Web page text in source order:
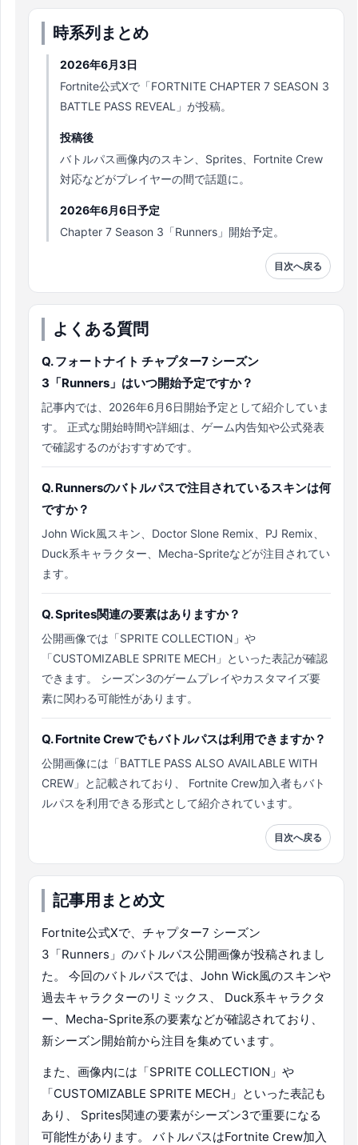
時系列まとめ
2026年6月3日
Fortnite公式Xで「FORTNITE CHAPTER 7 SEASON 3
BATTLE PASS REVEAL」が投稿。
投稿後
バトルパス画像内のスキン、Sprites、Fortnite Crew
対応などがプレイヤーの間で話題に。
2026年6月6日予定
Chapter 7 Season 3「Runners」開始予定。
目次へ戻る
よくある質問
Q. フォートナイト チャプター7 シーズン
3「Runners」はいつ開始予定ですか？
記事内では、2026年6月6日開始予定として紹介していま
す。 正式な開始時間や詳細は、ゲーム内告知や公式発表
で確認するのがおすすめです。
Q. Runnersのバトルパスで注目されているスキンは何
ですか？
John Wick風スキン、Doctor Slone Remix、PJ Remix、
Duck系キャラクター、Mecha-Spriteなどが注目されてい
ます。
Q. Sprites関連の要素はありますか？
公開画像では「SPRITE COLLECTION」や
「CUSTOMIZABLE SPRITE MECH」といった表記が確認
できます。 シーズン3のゲームプレイやカスタマイズ要
素に関わる可能性があります。
Q. Fortnite Crewでもバトルパスは利用できますか？
公開画像には「BATTLE PASS ALSO AVAILABLE WITH
CREW」と記載されており、 Fortnite Crew加入者もバト
ルパスを利用できる形式として紹介されています。
目次へ戻る
記事用まとめ文
Fortnite公式Xで、チャプター7 シーズン
3「Runners」のバトルパス公開画像が投稿されまし
た。 今回のバトルパスでは、John Wick風のスキンや
過去キャラクターのリミックス、 Duck系キャラクタ
ー、Mecha-Sprite系の要素などが確認されており、
新シーズン開始前から注目を集めています。
また、画像内には「SPRITE COLLECTION」や
「CUSTOMIZABLE SPRITE MECH」といった表記も
あり、 Sprites関連の要素がシーズン3で重要になる
可能性があります。 バトルパスはFortnite Crew加入